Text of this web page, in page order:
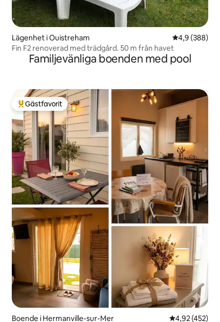
Lägenhet i Ouistreham 4,9 av 5 i
4,9 (388)
Fin F2 renoverad med trädgård. 50 m från havet
Familjevänliga boenden med pool
Populär gästfavorit
Gästfavorit
Boende i Hermanville-sur-Mer 4,92 av 5 i
4,92 (452)